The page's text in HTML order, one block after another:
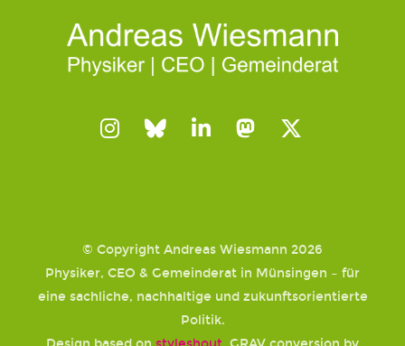
© Copyright Andreas Wiesmann 2026
Physiker, CEO & Gemeinderat in Münsingen – für
eine sachliche, nachhaltige und zukunftsorientierte
Politik.